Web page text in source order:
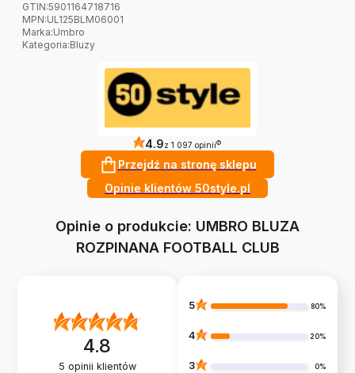
GTIN:5901164718716
MPN:UL125BLM06001
Marka:Umbro
Kategoria:Bluzy
4.9z 1 097 opinii ?
Przejdź na stronę sklepu
Opinie klientów 50style.pl
Opinie o produkcie: UMBRO BLUZA
ROZPINANA FOOTBALL CLUB
4.8
5 opinii klientów
5 80%
4 20%
3 0%